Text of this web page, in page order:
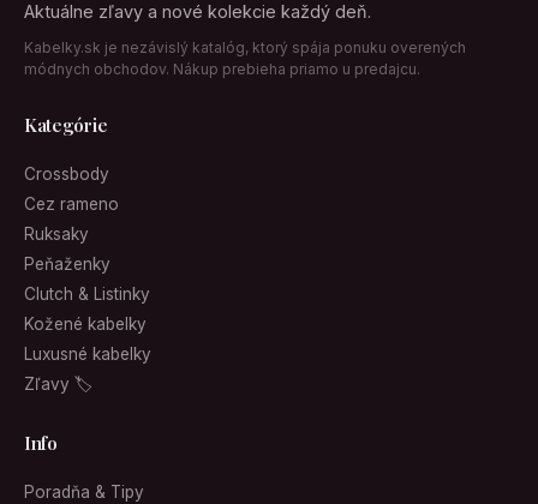
Aktuálne zľavy a nové kolekcie každý deň.
Kabelky.sk je nezávislý katalóg, ktorý spája ponuku overených
módnych obchodov. Nákup prebieha priamo u predajcu.
Kategórie
Crossbody
Cez rameno
Ruksaky
Peňaženky
Clutch & Listinky
Kožené kabelky
Luxusné kabelky
Zľavy 🏷
Info
Poradňa & Tipy